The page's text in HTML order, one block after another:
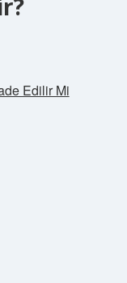
Edilir Mi